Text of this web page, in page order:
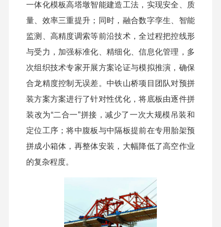
一体化模板高塔墩智能建造工法，实现安全、质
量、效率三重提升；同时，融合数字孪生、智能
监测、高精度调索等前沿技术，全过程把控线形
与受力，加强标准化、精细化、信息化管理，多
次组织技术专家开展方案论证与模拟推演，确保
合龙精度控制无误差。中铁山桥项目团队对预拼
装方案方案进行了针对性优化，将底板由逐件拼
装改为“二合一”拼接，减少了一次大规模吊装和
定位工序；将中腹板与中隔板提前在专用胎架预
拼成小箱体，再整体安装，大幅降低了高空作业
的复杂程度。